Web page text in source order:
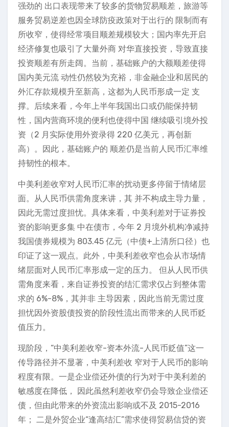
强劲的 出口表现带来了较多的货物贸易顺差，旅游等
服务贸易逆差也因全球防疫政策对于出行的 限制而有
所收窄，使得经常项目顺差规模较大；国内率先开启
经济修复也吸引了大量外商 对华直接投资，导致直接
投资顺差有所走阔。当前，基础账户的大额顺差使得
国内美元流 动性仍然较为充裕，非金融企业和居民的
外汇存款规模升至新高，这都为人民币形成一定 支
撑。后续来看，今年上半年我国出口或仍能保持韧
性，国内营商环境的便利也使得中国 继续吸引境外投
资（2 月实际使用外资录得 220 亿美元，再创新
高）。因此，基础账户的 顺差仍是当前人民币汇率维
持韧性的根本。
中美利差收窄对人民币汇率的扰动更多停留于情绪层
面。从人民币供需角度来讲，其 并不构成主导力量，
因此无需过度担忧。具体来看，中美利差对于证券投
资的影响更多集 中在债市，今年 2 月境外机构净减持
我国债券规模为 803.45 亿元（中债+上清所口径）也
印证了这一观点。此外，中美利差收窄也会从市场情
绪层面对人民币汇率形成一定的压力。 但从人民币供
需角度来看，来自证券投资的结汇需求仅占到整体需
求的 6%-8%，其并非 主导因素，因此当前无需过度
担忧因外资股债投资的阶段性流出而带来的人民币贬
值压力。
现阶段，“中美利差收窄-资本外流-人民币贬值”这一
传导路径并不显著，中美利差收 窄对于人民币的影响
程度有限。一是企业偿还外债的行为对于中美利差的
敏感度在降低， 因此虽然利差收窄仍会导致企业偿还
债，但由此带来的外资流出影响或不及 2015-2016
年； 二是外贸企业“逢高结汇”需求使得贸易信贷的资